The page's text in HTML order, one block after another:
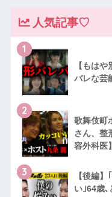
人気記事♡
1
【もは
バレな芸
2
歌舞伎町
さん、整
容外科医
3
【後編
い｣64歳